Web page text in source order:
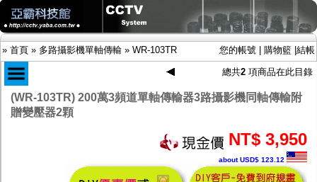
» 首頁 » 多路攝影機單軸傳輸 » WR-103TR 您的帳號 購物籃 結帳
商品目錄
AHD半球型(適用屋內)
總共2 項商品在此目錄
(WR-103TR) 200萬3頻道單軸傳輸器3路攝影機同軸傳輸附
贈變壓器2顆
NT$ 3,950
about USD$ 123.12